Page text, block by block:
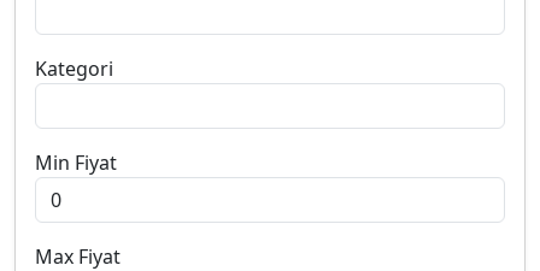
Kategori
Min Fiyat
Max Fiyat